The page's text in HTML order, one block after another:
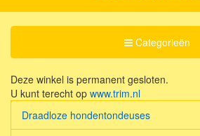
Toggle
Categorieën
Categorieën
Deze winkel is permanent gesloten.
U kunt terecht op www.trim.nl
Draadloze hondentondeuses